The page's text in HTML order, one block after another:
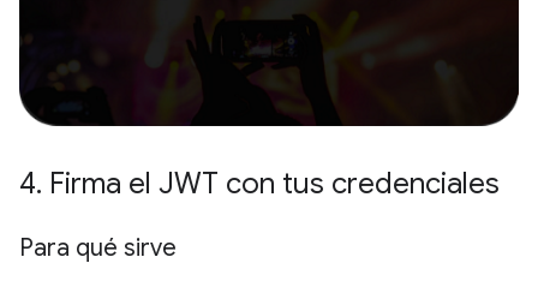
4. Firma el JWT con tus credenciales
Para qué sirve